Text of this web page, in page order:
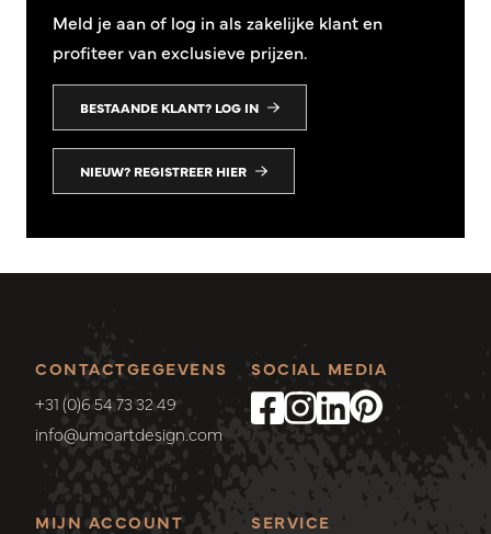
Meld je aan of log in als zakelijke klant en
profiteer van exclusieve prijzen.
BESTAANDE KLANT? LOG IN
NIEUW? REGISTREER HIER
CONTACTGEGEVENS
+31 (0)6 54 73 32 49
info@umoartdesign.com
MIJN ACCOUNT
SERVICE
SOCIAL MEDIA